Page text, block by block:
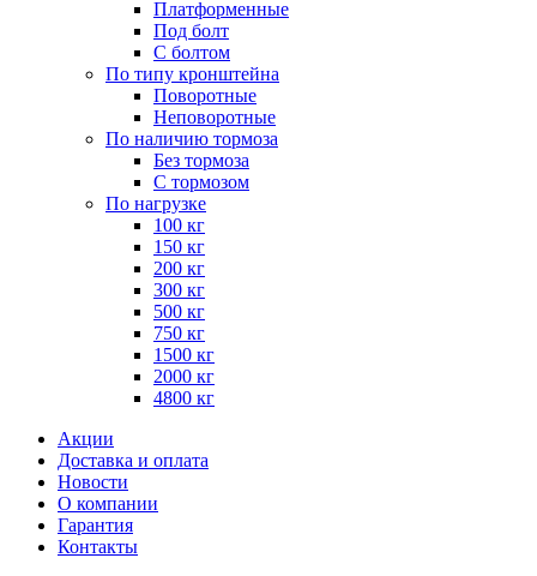
Платформенные
Под болт
С болтом
По типу кронштейна
Поворотные
Неповоротные
По наличию тормоза
Без тормоза
С тормозом
По нагрузке
100 кг
150 кг
200 кг
300 кг
500 кг
750 кг
1500 кг
2000 кг
4800 кг
Акции
Доставка и оплата
Новости
О компании
Гарантия
Контакты